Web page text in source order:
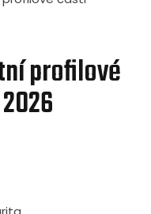
profilové